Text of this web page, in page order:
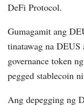
DeFi Protocol.
Gumagamit ang
tinatawag na
governance token
pegged stablecoin
Ang depegging ng